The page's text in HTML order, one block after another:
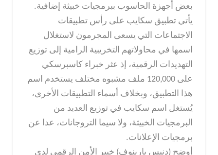
بعض أجهزة الحاسوب ببرمجيات خبيثة إضافية.
يأتي تطبيق سكايب على رأس تطبيقات
الاجتماعات التي يسعى المجرمون لاستغلال
اسمها في محاولاتهم التخريبية الرامية إلى توزيع
التهديدات الرقمية، إذ عثر خبراء كاسبرسكي
على 120,000 ملف مشبوه مختلف يستخدم اسم
هذا التطبيق، وبخلاف أسماء التطبيقات الأخرى،
يُستغل اسم سكايب في توزيع العديد من
البرمجيات الخبيثة، ولا سيما التروجانات، عدا عن
برمجيات الإعلانات.
أوضح (دنيس بارينوف) خبير الأمن الرقمي لدى